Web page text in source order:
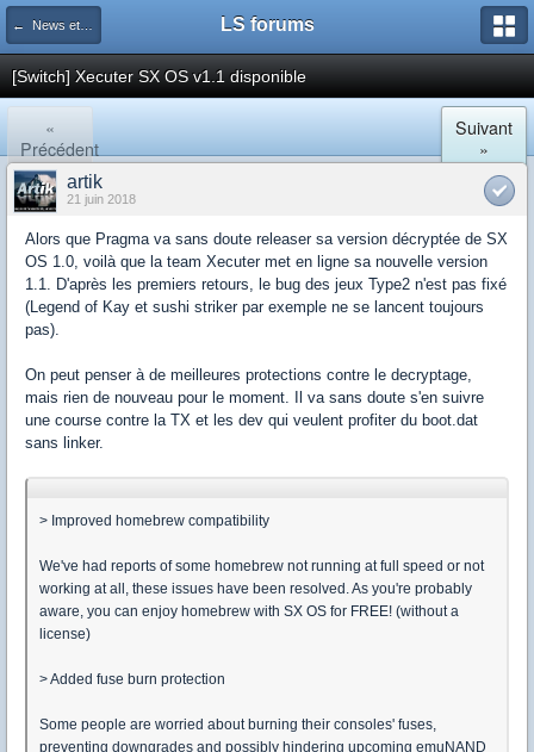
← News et actualités postées sur LS LS forums
[Switch] Xecuter SX OS v1.1 disponible
«
Précédent
Suivant
»
artik
21 juin 2018
Alors que Pragma va sans doute releaser sa version décryptée de SX
OS 1.0, voilà que la team Xecuter met en ligne sa nouvelle version
1.1. D'après les premiers retours, le bug des jeux Type2 n'est pas fixé
(Legend of Kay et sushi striker par exemple ne se lancent toujours
pas).
On peut penser à de meilleures protections contre le decryptage,
mais rien de nouveau pour le moment. Il va sans doute s'en suivre
une course contre la TX et les dev qui veulent profiter du boot.dat
sans linker.
> Improved homebrew compatibility
We've had reports of some homebrew not running at full speed or not
working at all, these issues have been resolved. As you're probably
aware, you can enjoy homebrew with SX OS for FREE! (without a
license)
> Added fuse burn protection
Some people are worried about burning their consoles' fuses,
preventing downgrades and possibly hindering upcoming emuNAND